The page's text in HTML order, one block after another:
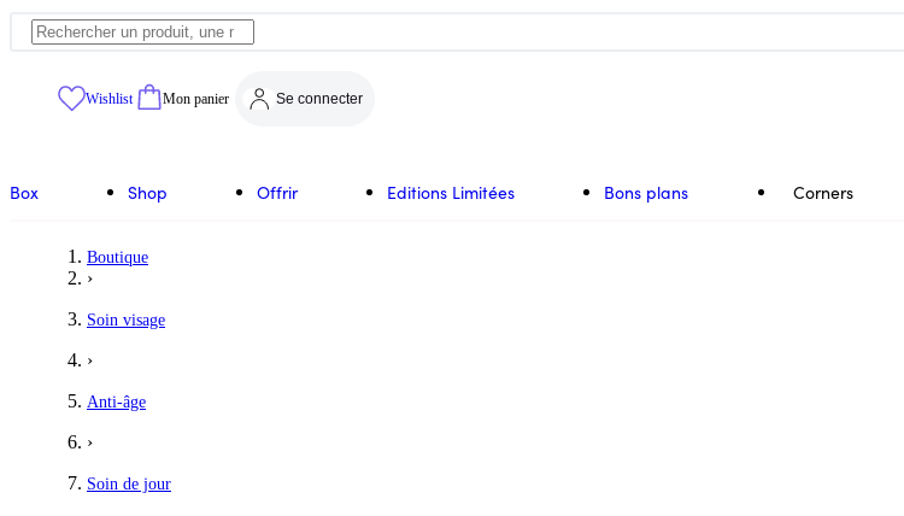
Wishlist Mon panier Se connecter
Box Shop Offrir Editions Limitées Bons plans Corners
Boutique
›
Soin visage
›
Anti-âge
›
Soin de jour